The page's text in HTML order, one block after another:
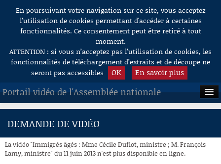
Aller au contenu
En poursuivant votre navigation sur ce site, vous acceptez
l’utilisation de cookies permettant d'accéder à certaines
fonctionnalités. Ce consentement peut être retiré à tout
moment.
ATTENTION : si vous n’acceptez pas l’utilisation de cookies, les
fonctionnalités de téléchargement d’extraits et de découpe ne
seront pas accessibles
OK En savoir plus
Portail vidéo de l'Assemblée nationale
ACCUEIL
À LA DEMANDE
DEMANDE DE VIDÉO
La vidéo "Immigrés âgés : Mme Cécile Duflot, ministre ; M. François
Lamy, ministre" du 11 juin 2013 n'est plus disponible en ligne.